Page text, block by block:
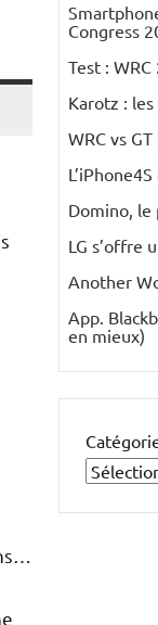
Congress
Test :
Karotz :
WRC vs
Domino,
LG s’offre
Another
App.
en mieux)